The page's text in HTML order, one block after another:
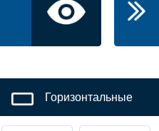
Горизонтальные